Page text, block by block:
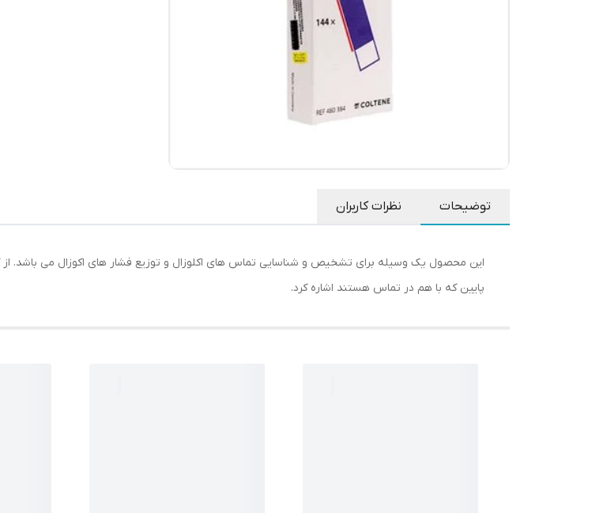
توضیحات نظرات کاربران
این محصول یک وسیله برای تشخیص و شناسایی تماس های اکلوزال و توزیع فشار های اکوزال می باشد. از
پایین که با هم در تماس هستند اشاره کرد.